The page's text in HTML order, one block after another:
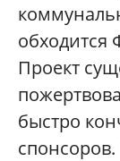
обходится
Проект
быстро